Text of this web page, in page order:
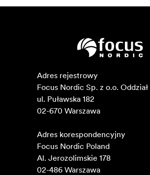
Adres rejestrowy
Focus Nordic Sp. z o.o.
ul. Puławska 182
02-670 Warszawa
Adres korespondencyjny
Focus Nordic Poland
Al. Jerozolimskie 178
02-486 Warszawa